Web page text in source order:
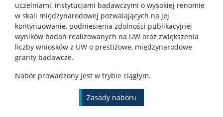
uczelniami, instytucjami badawczymi o wysokiej renomie
w skali międzynarodowej pozwalających na jej
kontynuowanie, podniesienia zdolności publikacyjnej
wyników badań realizowanych na UW oraz zwiększenia
liczby wniosków z UW o prestiżowe, międzynarodowe
granty badawcze.
Nabór prowadzony jest w trybie ciągłym.
Zasady naboru